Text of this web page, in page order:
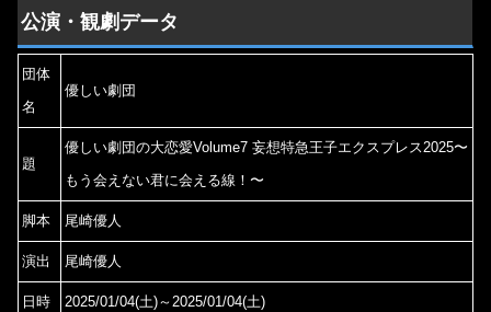
公演・観劇データ
団体
名
優しい劇団
題
優しい劇団の大恋愛Volume7 妄想特急王子エクスプレス2025〜
もう会えない君に会える線！〜
脚本 尾崎優人
演出 尾崎優人
日時
2025/01/04(土)～2025/01/04(土)